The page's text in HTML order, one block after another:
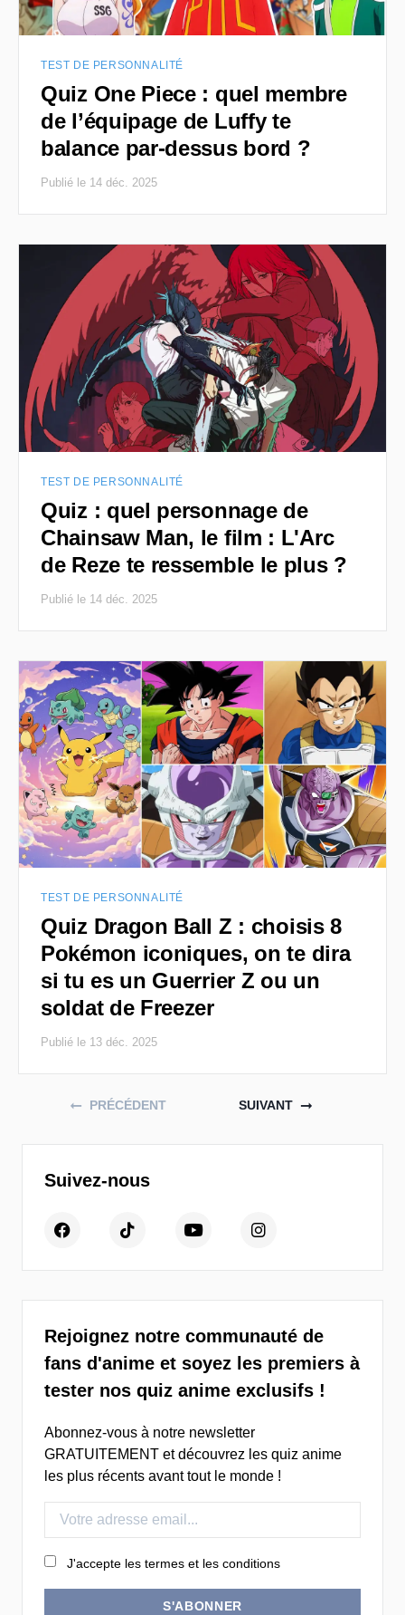
TEST DE PERSONNALITÉ
Quiz One Piece : quel membre
de l’équipage de Luffy te
balance par-dessus bord ?
Publié le 14 déc. 2025
TEST DE PERSONNALITÉ
Quiz : quel personnage de
Chainsaw Man, le film : L'Arc
de Reze te ressemble le plus ?
Publié le 14 déc. 2025
TEST DE PERSONNALITÉ
Quiz Dragon Ball Z : choisis 8
Pokémon iconiques, on te dira
si tu es un Guerrier Z ou un
soldat de Freezer
Publié le 13 déc. 2025
Posts navigation
PRÉCÉDENT SUIVANT
Suivez-nous
Rejoignez notre communauté de
fans d'anime et soyez les premiers à
tester nos quiz anime exclusifs !
Abonnez-vous à notre newsletter
GRATUITEMENT et découvrez les quiz anime
les plus récents avant tout le monde !
J'accepte les termes et les conditions
S'ABONNER